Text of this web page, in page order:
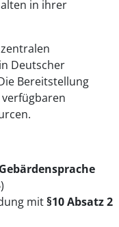
in ihrer
Deutscher
Bereitstellung
mit§10 Absatz 2